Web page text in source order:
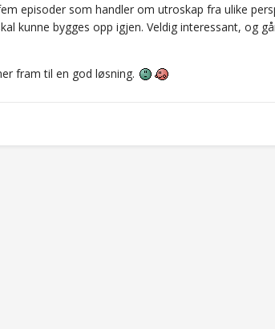
episoder som handler om utroskap fra ulike
kunne bygges opp igjen. Veldig interessant, og
fram til en god løsning.